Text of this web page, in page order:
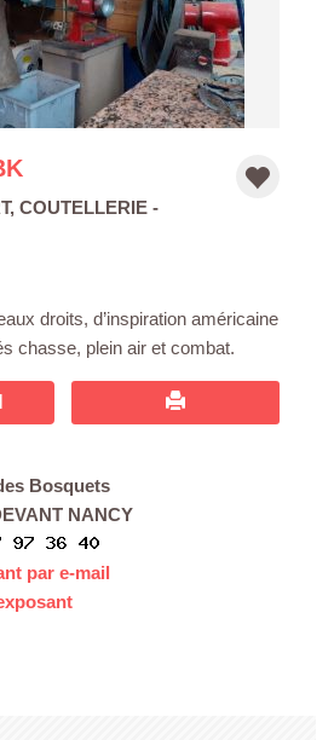
, COUTELLERIE -
droits, d’inspiration américaine
chasse, plein air et combat.
Bosquets
NANCY
par e-mail